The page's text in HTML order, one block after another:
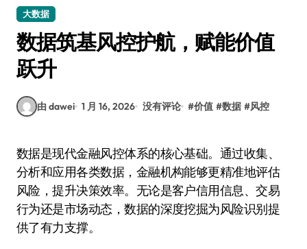
大数据
数据筑基风控护航，赋能价值
跃升
由 dawei 1 月 16, 2026 没有评论 #价值 #数据 #风控
数据是现代金融风控体系的核心基础。通过收集、
分析和应用各类数据，金融机构能够更精准地评估
风险，提升决策效率。无论是客户信用信息、交易
行为还是市场动态，数据的深度挖掘为风险识别提
供了有力支撑。